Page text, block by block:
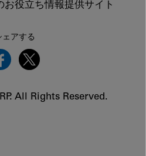
役立ち情報提供サイト
ェアする
All Rights Reserved.